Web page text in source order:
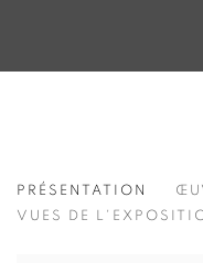
김홍주
PRÉSENTATION
VUES DE